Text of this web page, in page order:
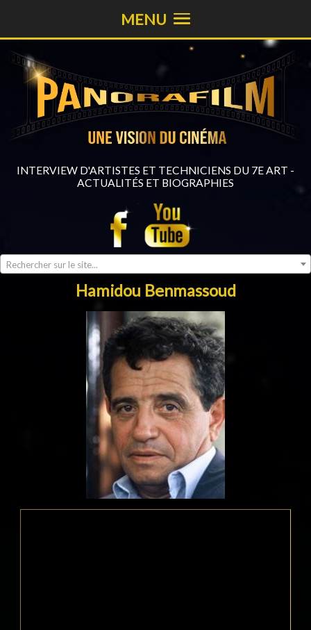
INTERVIEW D'ARTISTES ET TECHNICIENS DU 7E ART -
ACTUALITÉS ET BIOGRAPHIES
Rechercher sur le site...
MENU
Hamidou Benmassoud